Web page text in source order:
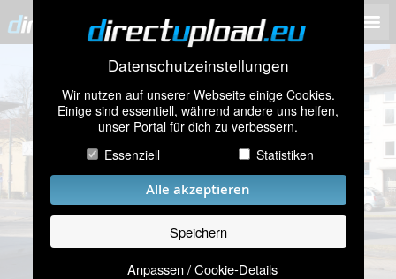
Datenschutzeinstellungen
Wir nutzen auf unserer Webseite einige Cookies.
Einige sind essentiell, während andere uns helfen,
unser Portal für dich zu verbessern.
Essenziell
Statistiken
Alle akzeptieren
Speichern
Anpassen / Cookie-Details